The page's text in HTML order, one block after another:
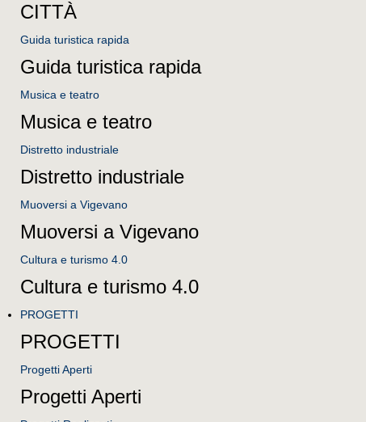
CITTÀ
Guida turistica rapida
Guida turistica rapida
Musica e teatro
Musica e teatro
Distretto industriale
Distretto industriale
Muoversi a Vigevano
Muoversi a Vigevano
Cultura e turismo 4.0
Cultura e turismo 4.0
PROGETTI
PROGETTI
Progetti Aperti
Progetti Aperti